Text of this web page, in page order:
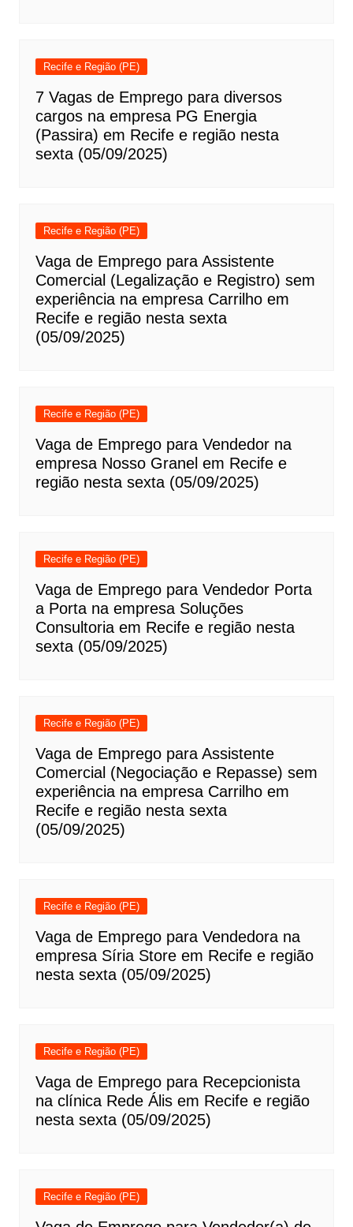
Recife e Região (PE)
7 Vagas de Emprego para diversos
cargos na empresa PG Energia
(Passira) em Recife e região nesta
sexta (05/09/2025)
Recife e Região (PE)
Vaga de Emprego para Assistente
Comercial (Legalização e Registro) sem
experiência na empresa Carrilho em
Recife e região nesta sexta
(05/09/2025)
Recife e Região (PE)
Vaga de Emprego para Vendedor na
empresa Nosso Granel em Recife e
região nesta sexta (05/09/2025)
Recife e Região (PE)
Vaga de Emprego para Vendedor Porta
a Porta na empresa Soluções
Consultoria em Recife e região nesta
sexta (05/09/2025)
Recife e Região (PE)
Vaga de Emprego para Assistente
Comercial (Negociação e Repasse) sem
experiência na empresa Carrilho em
Recife e região nesta sexta
(05/09/2025)
Recife e Região (PE)
Vaga de Emprego para Vendedora na
empresa Síria Store em Recife e região
nesta sexta (05/09/2025)
Recife e Região (PE)
Vaga de Emprego para Recepcionista
na clínica Rede Ális em Recife e região
nesta sexta (05/09/2025)
Recife e Região (PE)